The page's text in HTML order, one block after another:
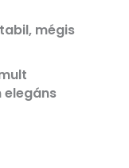
mégis
elegáns